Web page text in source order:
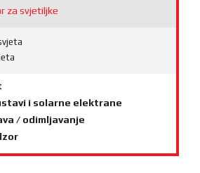
za svjetiljke
i solarne elektrane
/ odimljavanje